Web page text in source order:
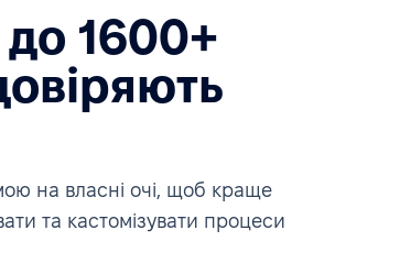
1600+
на власні очі, щоб краще
та кастомізувати процеси